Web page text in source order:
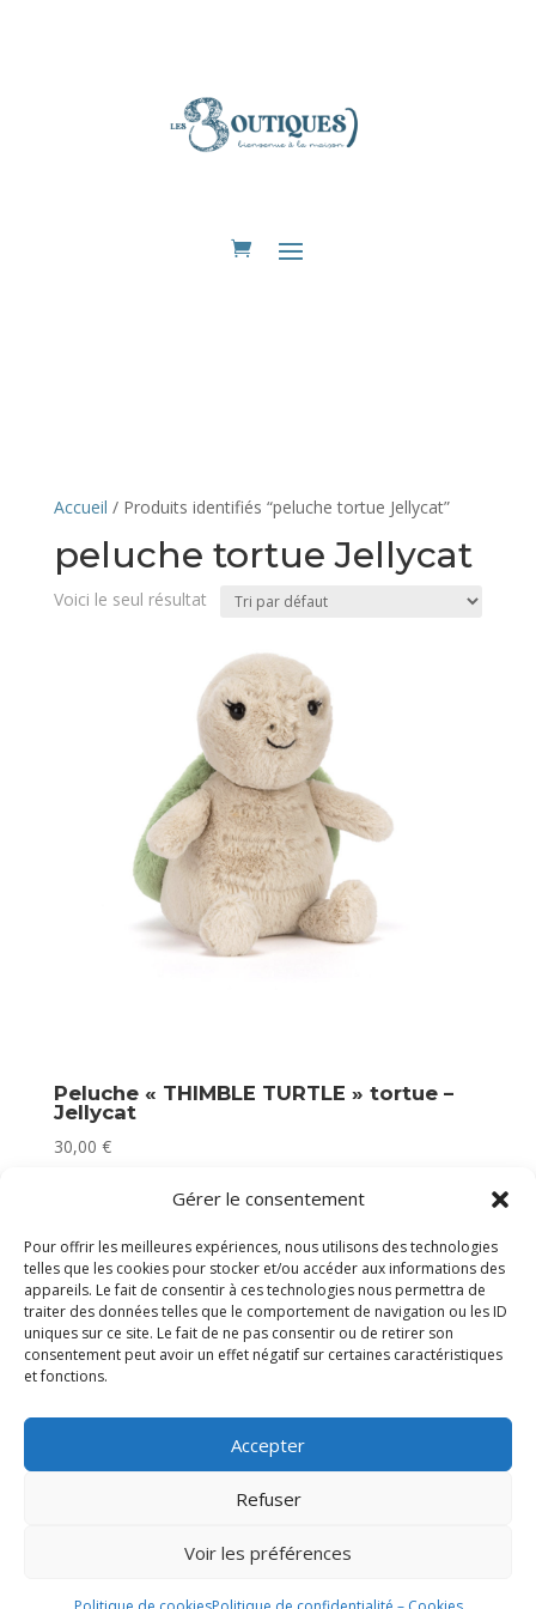
Gérer le consentement
Pour offrir les meilleures expériences, nous utilisons des technologies
telles que les cookies pour stocker et/ou accéder aux informations des
appareils. Le fait de consentir à ces technologies nous permettra de
traiter des données telles que le comportement de navigation ou les ID
uniques sur ce site. Le fait de ne pas consentir ou de retirer son
consentement peut avoir un effet négatif sur certaines caractéristiques
et fonctions.
Accepter
Refuser
Voir les préférences
Accueil / Produits identifiés “peluche tortue Jellycat”
peluche tortue Jellycat
Voici le seul résultat
Peluche « THIMBLE TURTLE » tortue –
Jellycat
30,00 €